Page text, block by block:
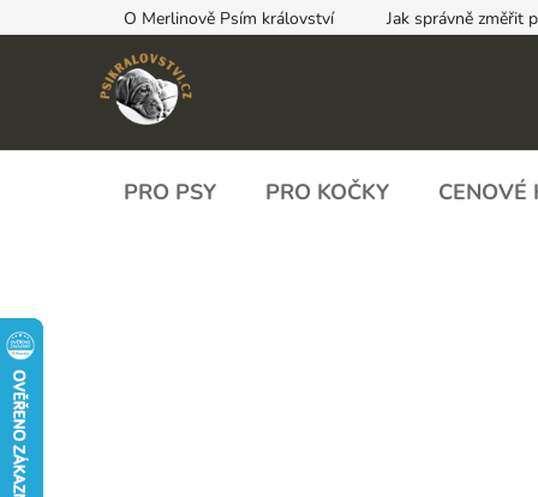
na
O Merlinově Psím království Jak správně změřit
PRO PSY PRO KOČKY CENOVÉ